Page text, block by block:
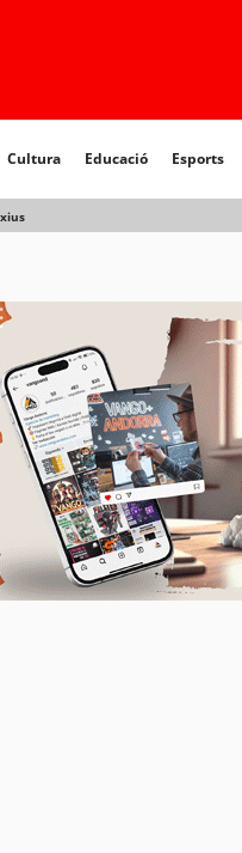
Cultura Educació Esports